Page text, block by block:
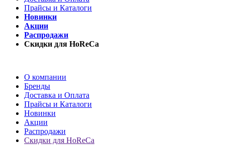
Прайсы и Каталоги
Новинки
Акции
Распродажи
Скидки для HoReCa
О компании
Бренды
Доставка и Оплата
Прайсы и Каталоги
Новинки
Акции
Распродажи
Скидки для HoReCa